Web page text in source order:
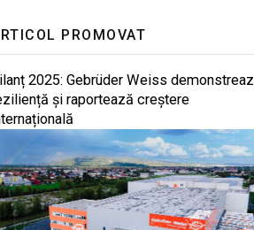
PROMOVAT
2025: Gebrüder Weiss
și raportează creștere